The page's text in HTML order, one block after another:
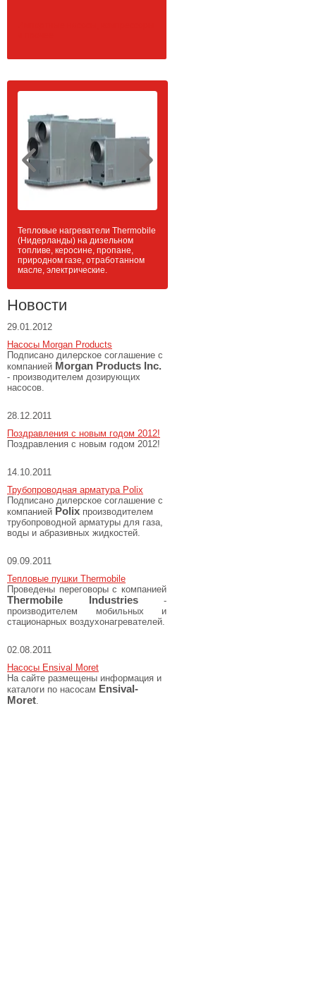
Тепловые нагреватели Thermobile
(Нидерланды) на дизельном
топливе, керосине, пропане,
природном газе, отработанном
масле, электрические.
Новости
29.01.2012
Насосы Morgan Products
Подписано дилерское соглашение с
компанией Morgan Products Inc.
- производителем дозирующих
насосов.
28.12.2011
Поздравления с новым годом 2012!
Поздравления с новым годом 2012!
14.10.2011
Трубопроводная арматура Polix
Подписано дилерское соглашение с
компанией Polix производителем
трубопроводной арматуры для газа,
воды и абразивных жидкостей.
09.09.2011
Тепловые пушки Thermobile
Проведены переговоры с компанией
Thermobile Industries-
производителем мобильных и
стационарных воздухонагревателей.
02.08.2011
Насосы Ensival Moret
На сайте размещены информация и
каталоги по насосам Ensival-
Moret.